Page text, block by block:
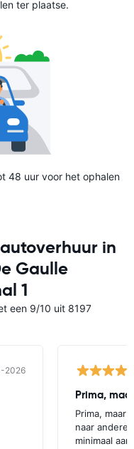
ter plaatse.
48 uur voor het ophalen
in
Gaulle
1
een 9/10 uit 8197
2026
Prima,
Prima, maar
naar andere
minimaal